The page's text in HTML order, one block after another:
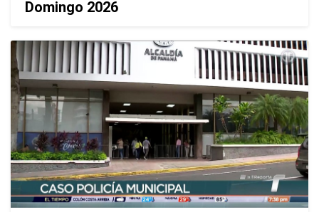
Domingo 2026